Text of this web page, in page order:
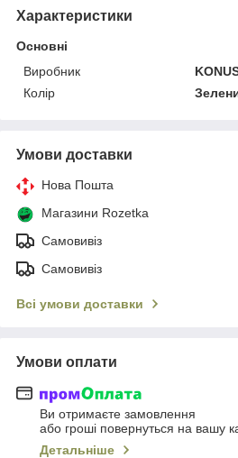
Характеристики
Основні
Виробник
Колір
Умови доставки
Нова Пошта
Магазини Rozetka
Самовивіз
Самовивіз
Всі умови доставки
Умови оплати
Ви отримаєте замовлення
або гроші повернуться на вашу
Детальніше